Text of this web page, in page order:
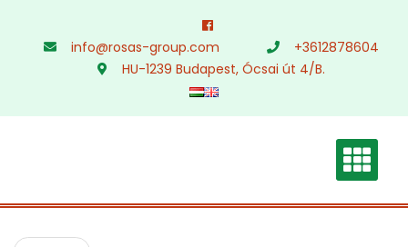
content
info@rosas-group.com
+3612878604
HU-1239 Budapest, Ócsai út 4/B.